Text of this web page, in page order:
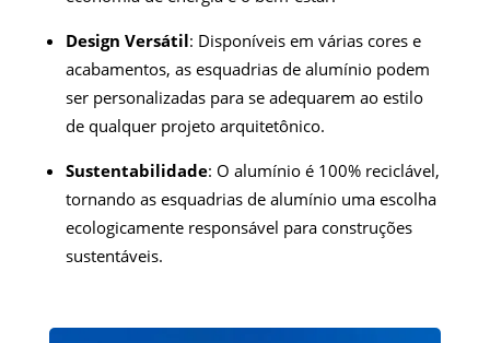
Design Versátil: Disponíveis em várias cores e
acabamentos, as esquadrias de alumínio podem
ser personalizadas para se adequarem ao estilo
de qualquer projeto arquitetônico.
Sustentabilidade: O alumínio é 100% reciclável,
tornando as esquadrias de alumínio uma escolha
ecologicamente responsável para construções
sustentáveis.